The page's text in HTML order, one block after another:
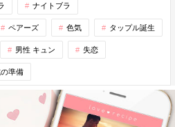
ナイトブラ
ペアーズ 色気 タップル誕生
男性 キュン 失恋
準備